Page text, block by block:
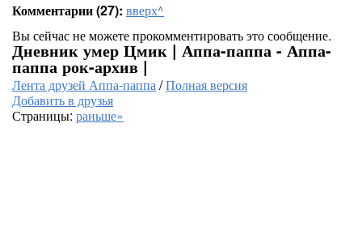
Комментарии (27): вверх^
Вы сейчас не можете прокомментировать это сообщение.
Дневник умер Цмик | Аппа-паппа - Аппа-
паппа рок-архив |
Лента друзей Аппа-паппа/Полная версия
Добавить в друзья
Страницы: раньше»